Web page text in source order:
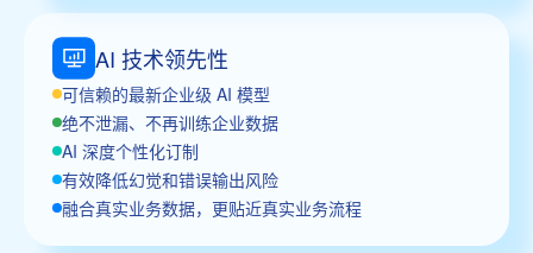
AI 技术领先性
可信赖的最新企业级 AI 模型
绝不泄漏、不再训练企业数据
AI 深度个性化订制
有效降低幻觉和错误输出风险
融合真实业务数据，更贴近真实业务流程